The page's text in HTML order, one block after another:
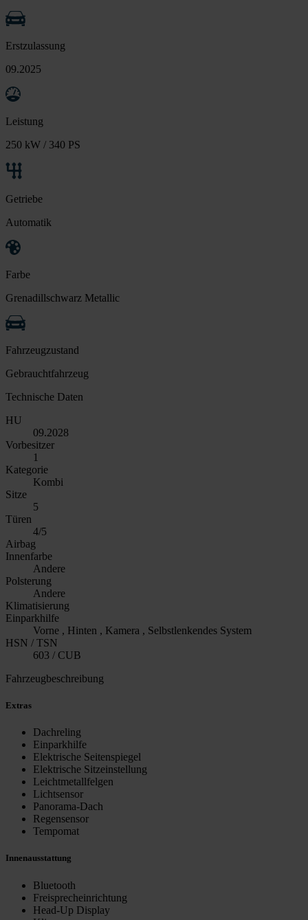
Erstzulassung
09.2025
Leistung
250 kW / 340 PS
Getriebe
Automatik
Farbe
Grenadillschwarz Metallic
Fahrzeugzustand
Gebrauchtfahrzeug
Technische Daten
HU
09.2028
Vorbesitzer
1
Kategorie
Kombi
Sitze
5
Türen
4/5
Airbag
Innenfarbe
Andere
Polsterung
Andere
Klimatisierung
Einparkhilfe
Vorne , Hinten , Kamera , Selbstlenkendes System
HSN / TSN
603 / CUB
Fahrzeugbeschreibung
Extras
Dachreling
Einparkhilfe
Elektrische Seitenspiegel
Elektrische Sitzeinstellung
Leichtmetallfelgen
Lichtsensor
Panorama-Dach
Regensensor
Tempomat
Innenausstattung
Bluetooth
Freisprecheinrichtung
Head-Up Display